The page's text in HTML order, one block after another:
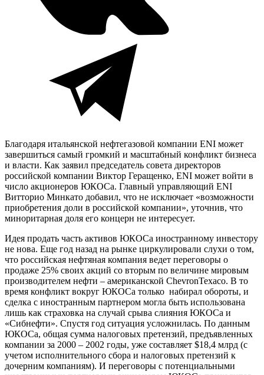
Благодаря итальянской нефтегазовой компании ENI может
завершиться самый громкий и масштабный конфликт бизнеса
и власти. Как заявил председатель совета директоров
российской компании Виктор Геращенко, ENI может войти в
число акционеров ЮКОСа. Главный управляющий ENI
Витторио Минкато добавил, что не исключает «возможности
приобретения доли в российской компании», уточнив, что
миноритарная доля его концерн не интересует.
Идея продать часть активов ЮКОСа иностранному инвестору
не нова. Еще год назад на рынке циркулировали слухи о том,
что российская нефтяная компания ведет переговоры о
продаже 25% своих акций со вторым по величине мировым
производителем нефти – американской ChevronTexaco. В то
время конфликт вокруг ЮКОСа только набирал обороты, и
сделка с иностранным партнером могла быть использована
лишь как страховка на случай срыва слияния ЮКОСа и
«Сибнефти». Спустя год ситуация усложнилась. По данным
ЮКОСа, общая сумма налоговых претензий, предъявленных
компании за 2000 – 2002 годы, уже составляет $18,4 млрд (с
учетом исполнительного сбора и налоговых претензий к
дочерним компаниям). И переговоры с потенциальными